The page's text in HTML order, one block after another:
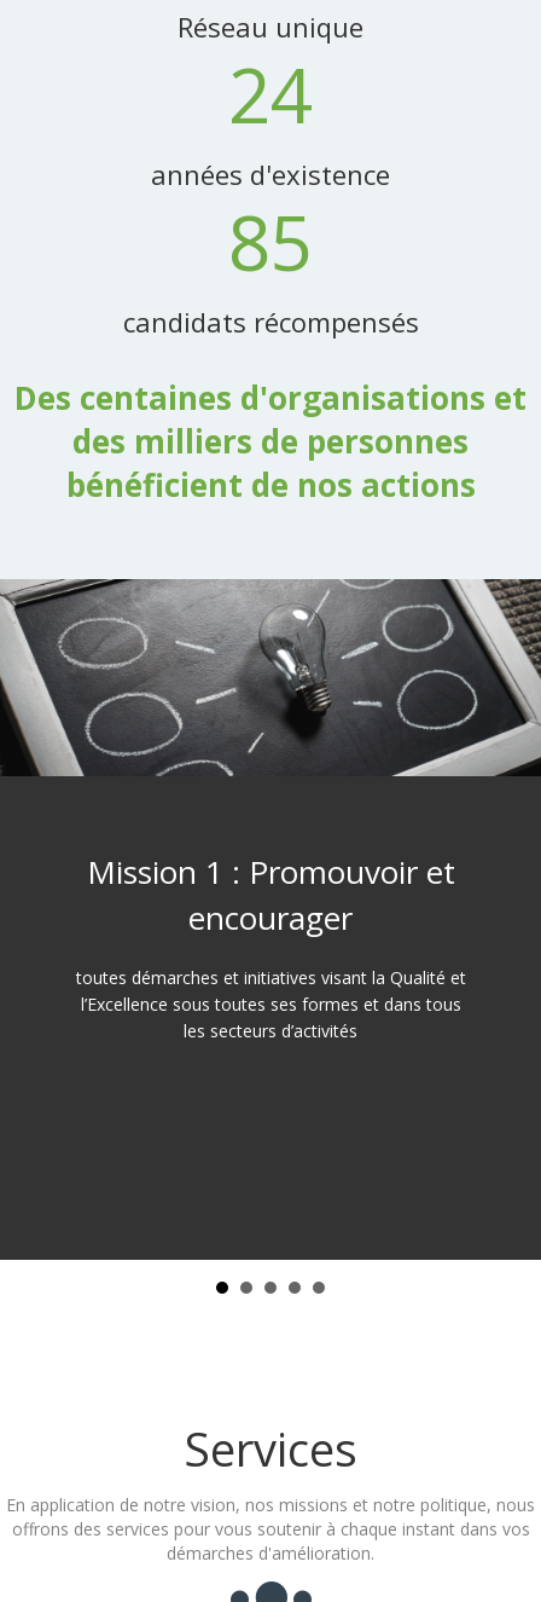
Réseau unique
24
années d'existence
85
candidats récompensés
Des centaines d'organisations et
des milliers de personnes
bénéficient de nos actions
Mission 1 : Promouvoir et
encourager
toutes démarches et initiatives visant la Qualité et
l’Excellence sous toutes ses formes et dans tous
les secteurs d’activités
Services
En application de notre vision, nos missions et notre politique, nous
offrons des services pour vous soutenir à chaque instant dans vos
démarches d'amélioration.